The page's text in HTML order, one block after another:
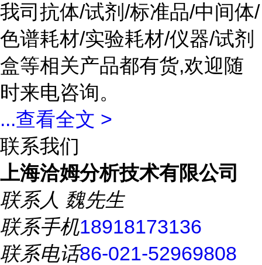
我司抗体/试剂/标准品/中间体/
色谱耗材/实验耗材/仪器/试剂
盒等相关产品都有货,欢迎随
时来电咨询。
...查看全文 >
联系我们
上海洽姆分析技术有限公司
联系人 魏先生
联系手机18918173136
联系电话86-021-52969808